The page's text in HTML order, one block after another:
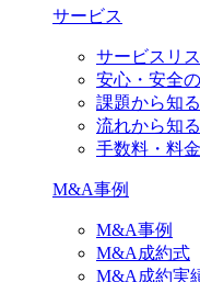
サービス
サービスリ
安心・安全
課題から知
流れから知
手数料・料金
M&A事例
M&A事例
M&A成約式
M&A成約実